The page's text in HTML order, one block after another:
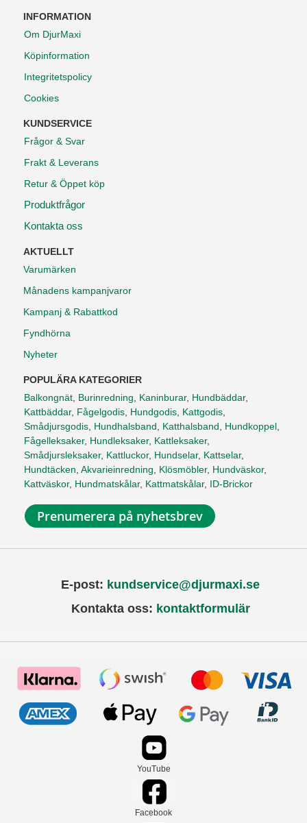
INFORMATION
Om DjurMaxi
Köpinformation
Integritetspolicy
Cookies
KUNDSERVICE
Frågor & Svar
Frakt & Leverans
Retur & Öppet köp
Produktfrågor
Kontakta oss
AKTUELLT
Varumärken
Månadens kampanjvaror
Kampanj & Rabattkod
Fyndhörna
Nyheter
POPULÄRA KATEGORIER
Balkongnät, Burinredning, Kaninburar, Hundbäddar,
Kattbäddar, Fågelgodis, Hundgodis, Kattgodis,
Smådjursgodis, Hundhalsband, Katthalsband, Hundkoppel,
Fågelleksaker, Hundleksaker, Kattleksaker,
Smådjursleksaker, Kattluckor, Hundselar, Kattselar,
Hundtäcken, Akvarieinredning, Klösmöbler, Hundväskor,
Kattväskor, Hundmatskålar, Kattmatskålar, ID-Brickor
Prenumerera på nyhetsbrev
E-post: kundservice@djurmaxi.se
Kontakta oss: kontaktformulär
YouTube
Facebook